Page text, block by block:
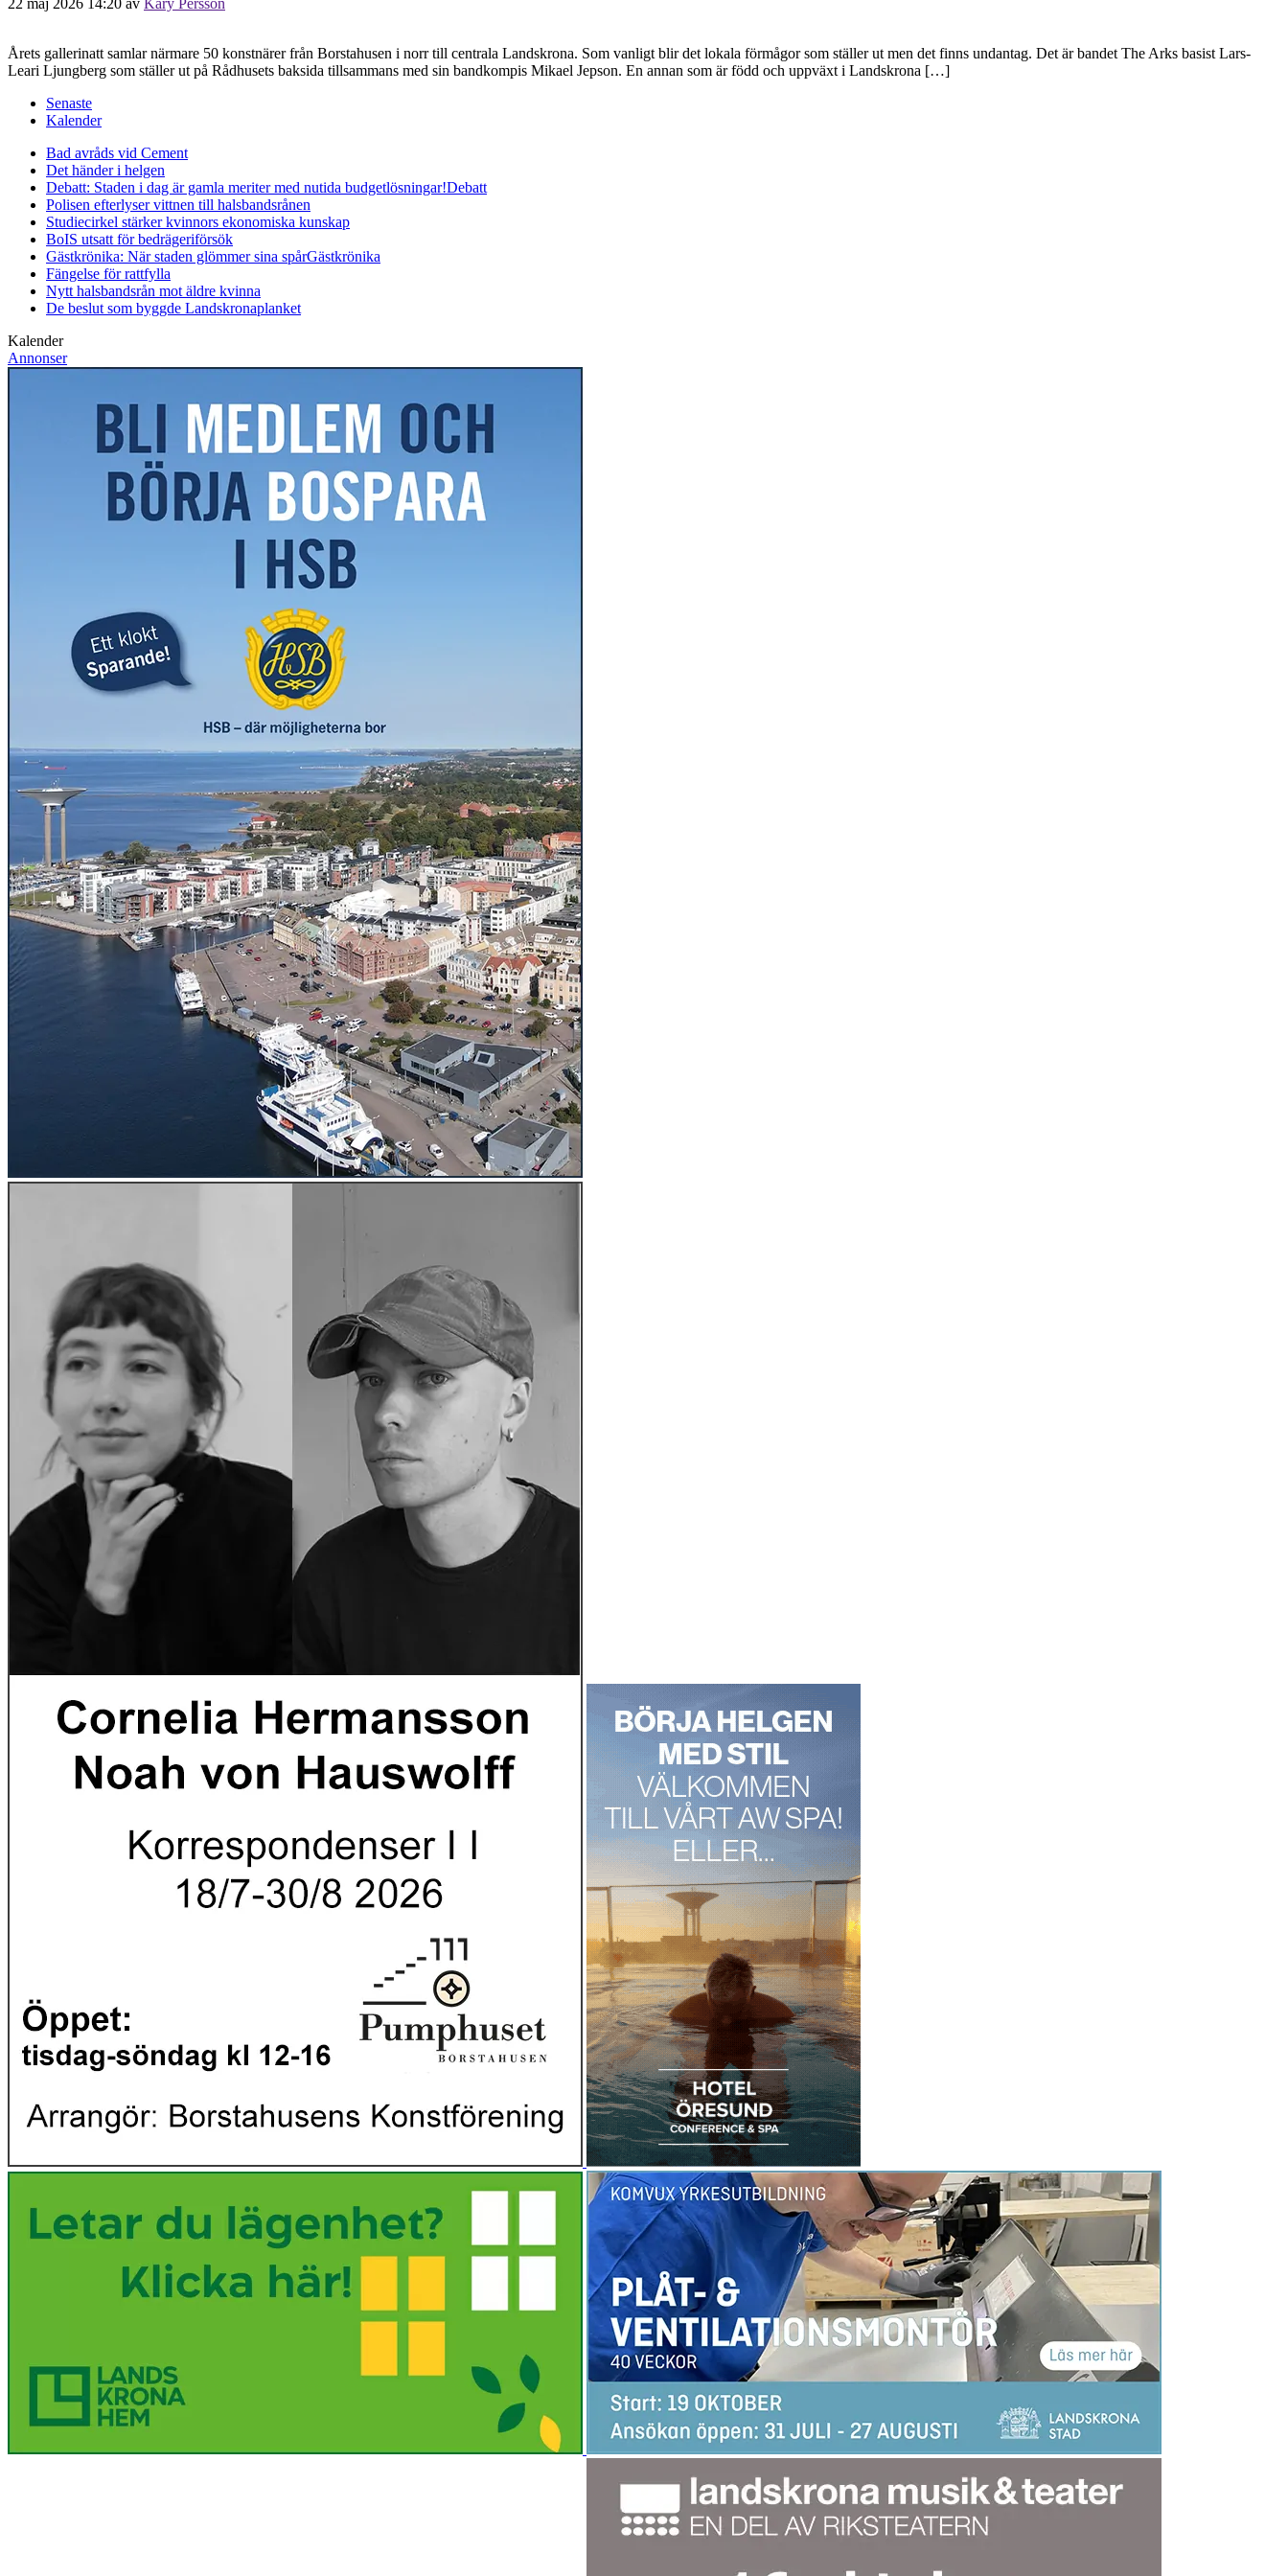
Årets gallerinatt samlar närmare 50 konstnärer från Borstahusen i norr till centrala Landskrona. Som vanligt blir det lokala förmågor som ställer ut men det finns undantag. Det är bandet The Arks basist Lars-
Leari Ljungberg som ställer ut på Rådhusets baksida tillsammans med sin bandkompis Mikael Jepson. En annan som är född och uppväxt i Landskrona […]
Senaste
Kalender
Bad avråds vid Cement
Det händer i helgen
Debatt: Staden i dag är gamla meriter med nutida budgetlösningar!Debatt
Polisen efterlyser vittnen till halsbandsrånen
Studiecirkel stärker kvinnors ekonomiska kunskap
BoIS utsatt för bedrägeriförsök
Gästkrönika: När staden glömmer sina spårGästkrönika
Fängelse för rattfylla
Nytt halsbandsrån mot äldre kvinna
De beslut som byggde Landskronaplanket
Kalender
Annonser